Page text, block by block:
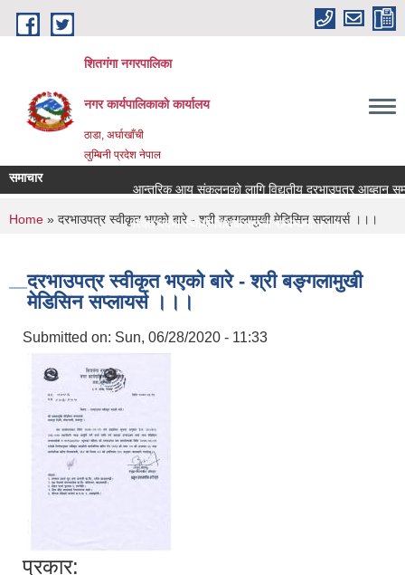
Skip to main content
शितगंगा नगरपालिका
नगर कार्यपालिकाकाे कार्यालय
ठाडा, अर्घाखाँची
लुम्बिनी प्रदेश नेपाल
समाचार
आन्तरिक आय संकलनको लागि विद्युतीय दरभाउपत्र आब्हान
रिक्त पदमा स्थायी शिक्षक सरुवा सम्बन्धमा ।।।
You are here
Home » दरभाउपत्र स्वीकृत भएकाे बारे - श्री बङ्गलामुखी मेडिसिन सप्लायर्स ।।।
दरभाउपत्र स्वीकृत भएकाे बारे - श्री बङ्गलामुखी
मेडिसिन सप्लायर्स ।।।
Submitted on: Sun, 06/28/2020 - 11:33
प्रकार: